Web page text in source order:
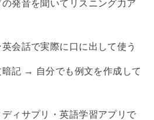
の発音を聞いてリスニング力ア
英会話で実際に口に出して使う
暗記 → 自分でも例文を作成して
ディサプリ・英語学習アプリで